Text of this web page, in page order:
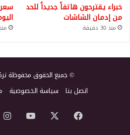
خبراء يقترحون هاتفاً جديداً للحد
من إدمان الشاشات
منذ 30 دقيقة
سعر
اليوم
منذ
© جميع الحقوق محفوظة تركيا
اتصل بنا سياسة الخصوصية
فيسبوك ‫YouTube